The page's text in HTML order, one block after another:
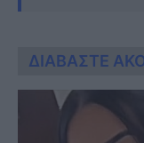
ΔΙΑΒΑΣΤΕ